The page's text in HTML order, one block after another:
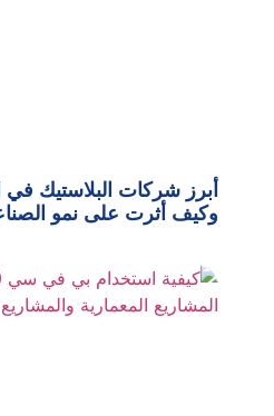
أبرز شركات البلاستيك
وكيف أثرت على نمو